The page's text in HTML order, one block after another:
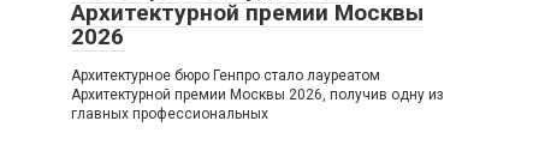
Архитектурной премии Москвы
2026
Архитектурное бюро Генпро стало лауреатом
Архитектурной премии Москвы 2026, получив одну из
главных профессиональных